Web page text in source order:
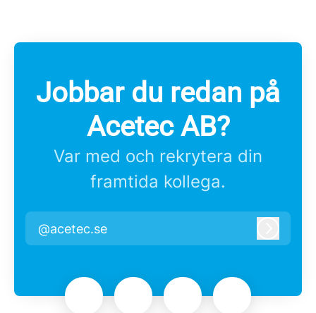
Jobbar du redan på
Acetec AB?
Var med och rekrytera din
framtida kollega.
@acetec.se